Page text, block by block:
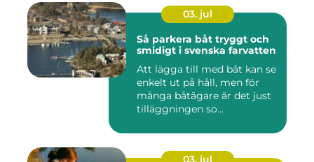
03. jul
Så parkera båt tryggt och
smidigt i svenska farvatten
Att lägga till med båt kan se
enkelt ut på håll, men för
många båtägare är det just
tilläggningen so...
03. jul